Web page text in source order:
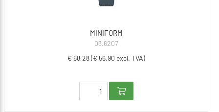
MINIFORM
03.6207
€ 68,28 (€ 56,90 excl. TVA)